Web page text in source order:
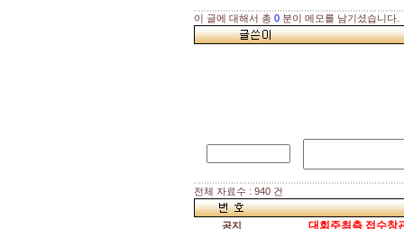
이 글에 대해서 총 0 분이 메모를 남기셨습니다.
전체 자료수 : 940 건
공지 대회주최측 접수창